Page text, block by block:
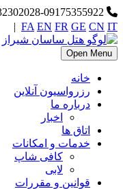
FA EN FR GE CN IT
|
Open Menu
خانه
رزرواسیون آنلاین
درباره ما
اخبار
اتاق ها
خدمات و امکانات
کافی شاپ
لابی
قوانین و مقررات